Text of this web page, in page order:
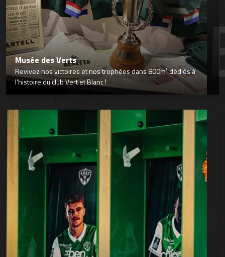
Musée des Verts
Revivez nos victoires et nos trophées dans 800m² dédiés à
l’histoire du club Vert et Blanc !